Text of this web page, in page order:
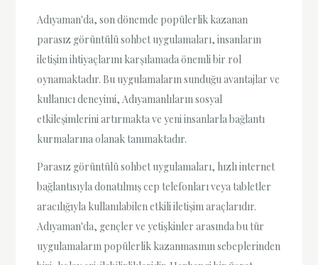
Adıyaman'da, son dönemde popülerlik kazanan
parasız görüntülü sohbet uygulamaları, insanların
iletişim ihtiyaçlarını karşılamada önemli bir rol
oynamaktadır. Bu uygulamaların sunduğu avantajlar ve
kullanıcı deneyimi, Adıyamanlıların sosyal
etkileşimlerini artırmakta ve yeni insanlarla bağlantı
kurmalarına olanak tanımaktadır.
Parasız görüntülü sohbet uygulamaları, hızlı internet
bağlantısıyla donatılmış cep telefonları veya tabletler
aracılığıyla kullanılabilen etkili iletişim araçlarıdır.
Adıyaman'da, gençler ve yetişkinler arasında bu tür
uygulamaların popülerlik kazanmasının sebeplerinden